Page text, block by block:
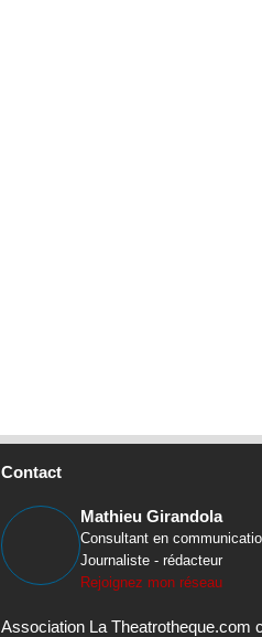
Contact
Mathieu Girandola
Consultant en
Journaliste - rédacteur
Rejoignez mon réseau
Association La Theatrotheque.com